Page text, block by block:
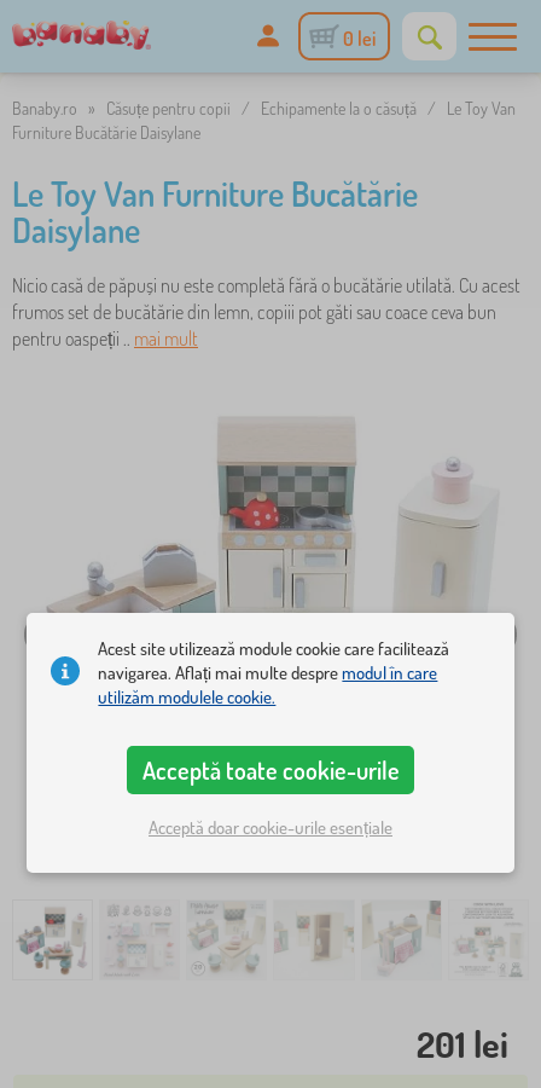
0 lei
Banaby.ro » Căsuțe pentru copii / Echipamente la o căsuță /
Le Toy Van
Furniture Bucătărie Daisylane
Le Toy Van Furniture Bucătărie
Daisylane
Nicio casă de păpuși nu este completă fără o bucătărie utilată. Cu acest
frumos set de bucătărie din lemn, copiii pot găti sau coace ceva bun
pentru oaspeții .. mai mult
201 lei
Acest site utilizează module cookie care facilitează
navigarea. Aflați mai multe despremodul în care
utilizăm modulele cookie.
Acceptă toate cookie-urile
Acceptă doar cookie-urile esențiale